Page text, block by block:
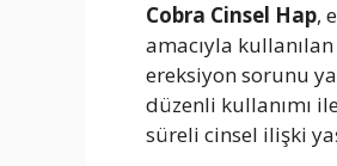
Cobra Cinsel Hap,
amacıyla
ereksiyon sorunu
düzenli kullanımı
süreli cinsel ilişki